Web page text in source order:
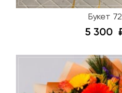
Букет 72
5 300